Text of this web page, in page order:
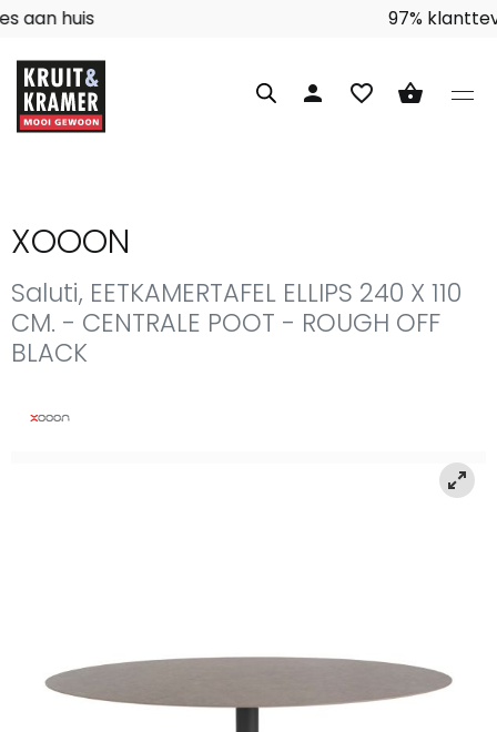
person favorite_border shopping_basket
XOOON
Saluti, EETKAMERTAFEL ELLIPS 240 X 110
CM. - CENTRALE POOT - ROUGH OFF
BLACK